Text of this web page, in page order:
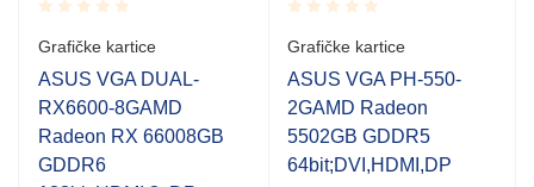
Rated
0.001
out
of
5
Grafičke kartice
ASUS VGA DUAL-
RX6600-8GAMD
Radeon RX 66008GB
GDDR6
Rated
0.001
out
of
5
Grafičke kartice
ASUS VGA PH-550-
2GAMD Radeon
5502GB GDDR5
64bit;DVI,HDMI,DP